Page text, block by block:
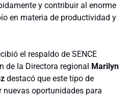
y contribuir al enorme
en materia de productividad y
el respaldo de SENCE
de la Directora regional
Marilyn
destacó que este tipo de
oportunidades para